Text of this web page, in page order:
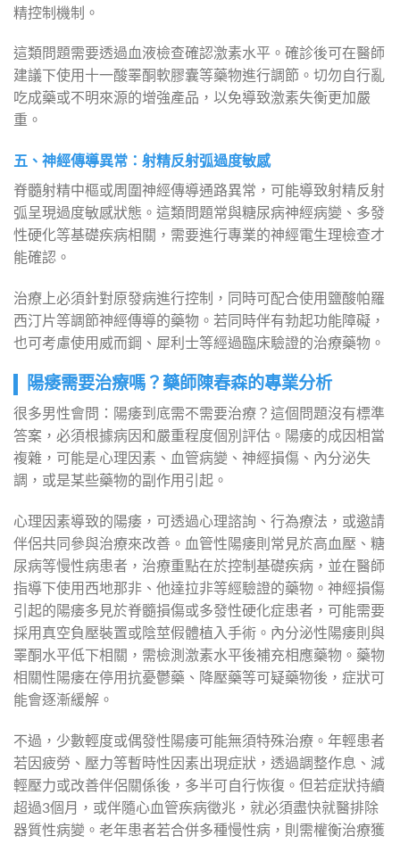
精控制機制。
這類問題需要透過血液檢查確認激素水平。確診後可在醫師
建議下使用十一酸睪酮軟膠囊等藥物進行調節。切勿自行亂
吃成藥或不明來源的增強產品，以免導致激素失衡更加嚴
重。
五、神經傳導異常：射精反射弧過度敏感
脊髓射精中樞或周圍神經傳導通路異常，可能導致射精反射
弧呈現過度敏感狀態。這類問題常與糖尿病神經病變、多發
性硬化等基礎疾病相關，需要進行專業的神經電生理檢查才
能確認。
治療上必須針對原發病進行控制，同時可配合使用鹽酸帕羅
西汀片等調節神經傳導的藥物。若同時伴有勃起功能障礙，
也可考慮使用威而鋼、犀利士等經過臨床驗證的治療藥物。
陽痿需要治療嗎？藥師陳春森的專業分析
很多男性會問：陽痿到底需不需要治療？這個問題沒有標準
答案，必須根據病因和嚴重程度個別評估。陽痿的成因相當
複雜，可能是心理因素、血管病變、神經損傷、內分泌失
調，或是某些藥物的副作用引起。
心理因素導致的陽痿，可透過心理諮詢、行為療法，或邀請
伴侶共同參與治療來改善。血管性陽痿則常見於高血壓、糖
尿病等慢性病患者，治療重點在於控制基礎疾病，並在醫師
指導下使用西地那非、他達拉非等經驗證的藥物。神經損傷
引起的陽痿多見於脊髓損傷或多發性硬化症患者，可能需要
採用真空負壓裝置或陰莖假體植入手術。內分泌性陽痿則與
睪酮水平低下相關，需檢測激素水平後補充相應藥物。藥物
相關性陽痿在停用抗憂鬱藥、降壓藥等可疑藥物後，症狀可
能會逐漸緩解。
不過，少數輕度或偶發性陽痿可能無須特殊治療。年輕患者
若因疲勞、壓力等暫時性因素出現症狀，透過調整作息、減
輕壓力或改善伴侶關係後，多半可自行恢復。但若症狀持續
超過3個月，或伴隨心血管疾病徵兆，就必須盡快就醫排除
器質性病變。老年患者若合併多種慢性病，則需權衡治療獲